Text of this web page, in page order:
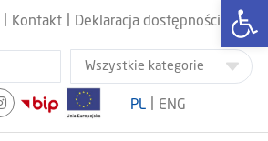
Kontakt Deklaracja dostępności
PL ENG